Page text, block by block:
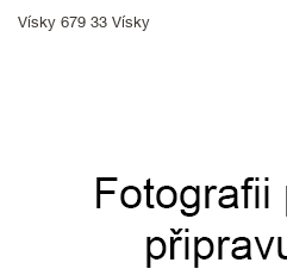
Vísky 679 33 Vísky